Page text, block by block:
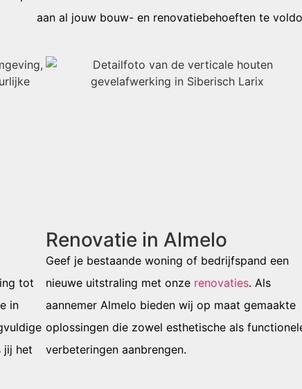
aan al jouw bouw- en renovatiebehoeften te
tot
in
jij het
Renovatie in Almelo
Geef je bestaande woning of bedrijfspand een
nieuwe uitstraling met onze renovaties. Als
aannemer Almelo bieden wij op maat gemaakte
oplossingen die zowel esthetische als
verbeteringen aanbrengen.